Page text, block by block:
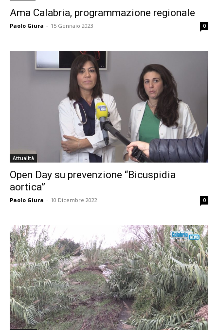
Ama Calabria, programmazione regionale
Paolo Giura - 15 Gennaio 2023 0
Attualità
Open Day su prevenzione “Bicuspidia
aortica”
Paolo Giura - 10 Dicembre 2022 0